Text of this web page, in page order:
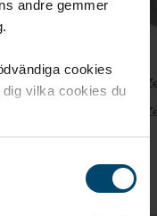
andre gemmer
cookies
vilka cookies duDAFA
DAFA